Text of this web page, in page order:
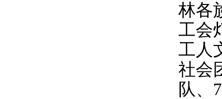
林各
工会
工人
社会
队、